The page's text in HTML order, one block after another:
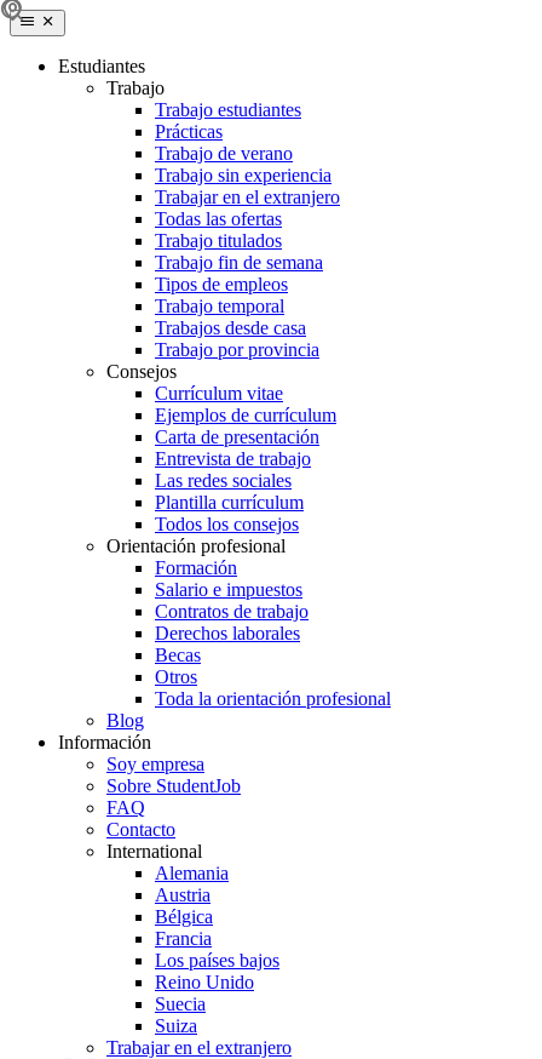
Estudiantes
Trabajo
Trabajo estudiantes
Prácticas
Trabajo de verano
Trabajo sin experiencia
Trabajar en el extranjero
Todas las ofertas
Trabajo titulados
Trabajo fin de semana
Tipos de empleos
Trabajo temporal
Trabajos desde casa
Trabajo por provincia
Consejos
Currículum vitae
Ejemplos de currículum
Carta de presentación
Entrevista de trabajo
Las redes sociales
Plantilla currículum
Todos los consejos
Orientación profesional
Formación
Salario e impuestos
Contratos de trabajo
Derechos laborales
Becas
Otros
Toda la orientación profesional
Blog
Información
Soy empresa
Sobre StudentJob
FAQ
Contacto
International
Alemania
Austria
Bélgica
Francia
Los países bajos
Reino Unido
Suecia
Suiza
Trabajar en el extranjero